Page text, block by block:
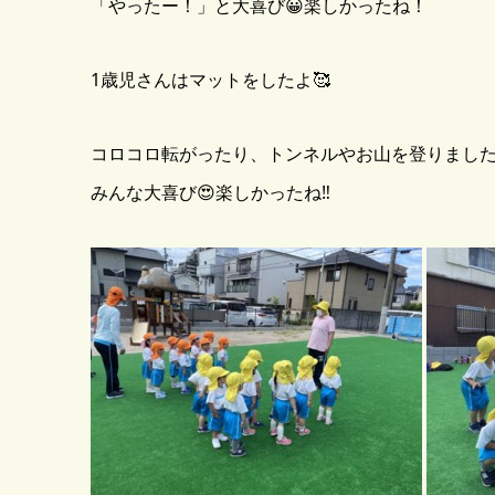
「やったー！」と大喜び😀楽しかったね！
1歳児さんはマットをしたよ🥰
コロコロ転がったり、トンネルやお山を登りまし
みんな大喜び😍楽しかったね‼️